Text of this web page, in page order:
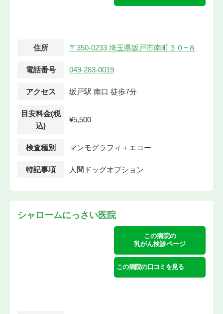
住所 〒350-0233 埼玉県坂戸市南町３０−８
電話番号 049-283-0019
アクセス 坂戸駅 南口 徒歩7分
目安料金(税
込)
¥5,500
検査種別 マンモグラフィ＋エコー
特記事項 人間ドッグオプション
シャロームにっさい医院
この病院の
乳がん検診ページ
この病院の口コミを見る